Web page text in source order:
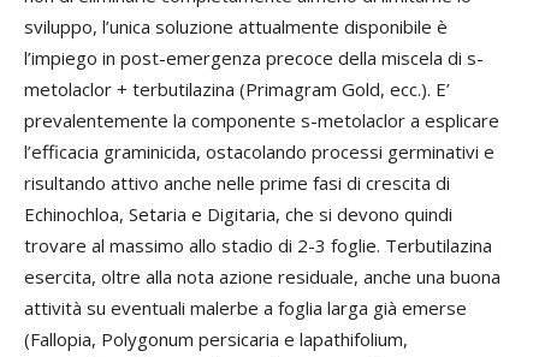
sviluppo, l’unica soluzione attualmente disponibile è
l’impiego in post-emergenza precoce della miscela di s-
metolaclor + terbutilazina (Primagram Gold, ecc.). E’
prevalentemente la componente s-metolaclor a esplicare
l’efficacia graminicida, ostacolando processi germinativi e
risultando attivo anche nelle prime fasi di crescita di
Echinochloa, Setaria e Digitaria, che si devono quindi
trovare al massimo allo stadio di 2-3 foglie. Terbutilazina
esercita, oltre alla nota azione residuale, anche una buona
attività su eventuali malerbe a foglia larga già emerse
(Fallopia, Polygonum persicaria e lapathifolium,